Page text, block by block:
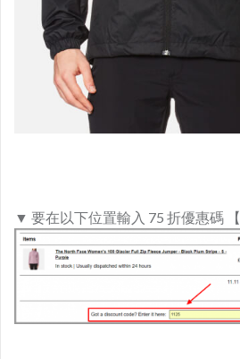
▼ 要在以下位置輸入 75 折優惠碼 【